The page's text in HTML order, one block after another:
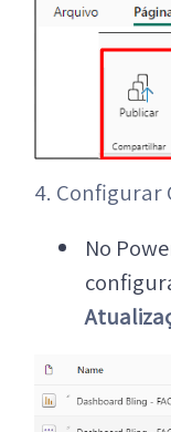
4. Configurar
No